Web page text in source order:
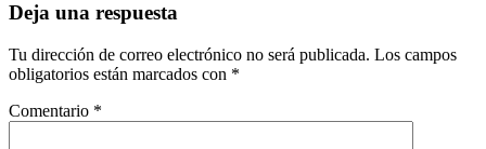
Deja una respuesta
Tu dirección de correo electrónico no será publicada. Los campos
obligatorios están marcados con *
Comentario *